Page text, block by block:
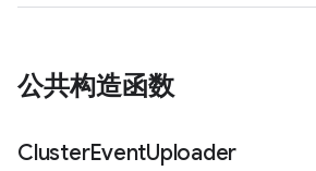
公共构造函数
ClusterEventUploader